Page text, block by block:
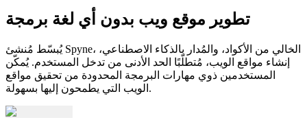
تطوير موقع ويب بدون أي لغة برمجة
يُبسّط مُنشئ Spyne، الخالي من الأكواد، والمُدار بالذكاء الاصطناعي،
إنشاء مواقع الويب، مُتطلّبًا الحد الأدنى من تدخل المستخدم. يُمكّن
المستخدمين ذوي مهارات البرمجة المحدودة من تحقيق مواقع
الويب التي يطمحون إليها بسهولة.